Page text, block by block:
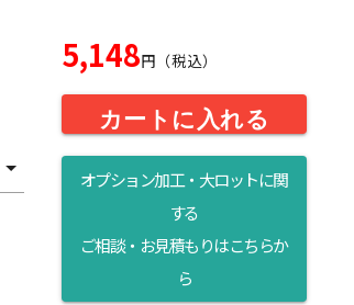
5,148円（税込）
カートに入れる
オプション加工・大ロットに関
する
ご相談・お見積もりはこちらか
ら